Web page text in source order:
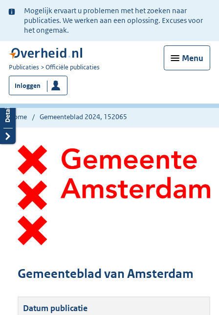
Ter
informatie:
Mogelijk ervaart u problemen met het zoeken naar
publicaties. We werken aan een oplossing. Excuses voor
het ongemak.
Menu
U
bent
nu
hier:
Publicaties Officiële publicaties
Inloggen
Home Gemeenteblad 2024, 152065
Gemeenteblad van Amsterdam